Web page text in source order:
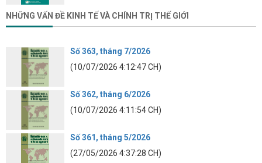
NHỮNG VẤN ĐỀ KINH TẾ VÀ CHÍNH TRỊ THẾ GIỚI
Số 363, tháng 7/2026
(10/07/2026 4:12:47 CH)
Số 362, tháng 6/2026
(10/07/2026 4:11:54 CH)
Số 361, tháng 5/2026
(27/05/2026 4:37:28 CH)